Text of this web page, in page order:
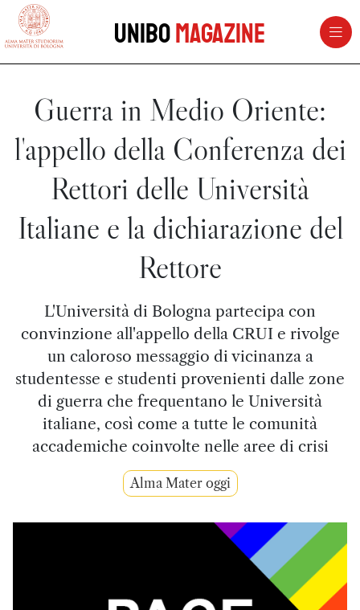
vai al contenuto della pagina
UniboMagazine
Guerra in Medio Oriente:
l'appello della Conferenza dei
Rettori delle Università
Italiane e la dichiarazione del
Rettore
L'Università di Bologna partecipa con
convinzione all'appello della CRUI e rivolge
un caloroso messaggio di vicinanza a
studentesse e studenti provenienti dalle zone
di guerra che frequentano le Università
italiane, così come a tutte le comunità
accademiche coinvolte nelle aree di crisi
Alma Mater oggi